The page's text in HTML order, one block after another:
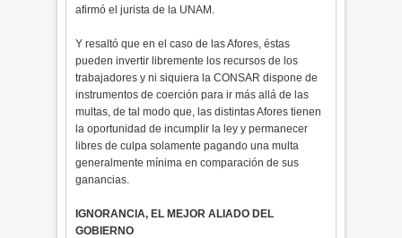
afirmó el jurista de la UNAM.
Y resaltó que en el caso de las Afores, éstas
pueden invertir libremente los recursos de los
trabajadores y ni siquiera la CONSAR dispone de
instrumentos de coerción para ir más allá de las
multas, de tal modo que, las distintas Afores tienen
la oportunidad de incumplir la ley y permanecer
libres de culpa solamente pagando una multa
generalmente mínima en comparación de sus
ganancias.
IGNORANCIA, EL MEJOR ALIADO DEL
GOBIERNO